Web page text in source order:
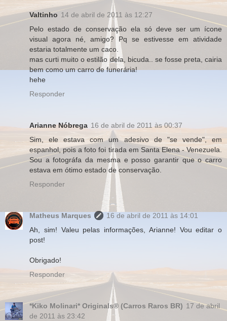
Valtinho 14 de abril de 2011 às 12:27
Pelo estado de conservação ela só deve ser um ícone
visual agora né, amigo? Pq se estivesse em atividade
estaria totalmente um caco.
mas curti muito o estilão dela, bicuda.. se fosse preta, cairia
bem como um carro de funerária!
hehe
Responder
Arianne Nóbrega 16 de abril de 2011 às 00:37
Sim, ele estava com um adesivo de "se vende", em
espanhol, pois a foto foi tirada em Santa Elena - Venezuela.
Sou a fotográfa da mesma e posso garantir que o carro
estava em ótimo estado de conservação.
Responder
Matheus Marques
16 de abril de 2011 às 14:01
Ah, sim! Valeu pelas informações, Arianne! Vou editar o
post!
Obrigado!
Responder
*Kiko Molinari* Originals® (Carros Raros BR) 17 de abril
de 2011 às 23:42